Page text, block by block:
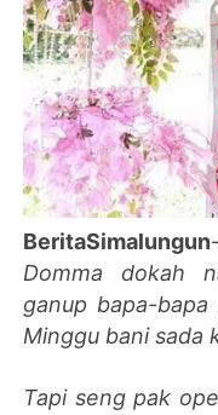
BeritaSimalungun-
Domma dokah
ganup bapa-
Minggu bani sada
Tapi seng pak